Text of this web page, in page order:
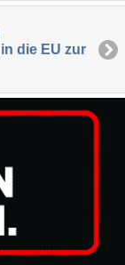
die EU zur